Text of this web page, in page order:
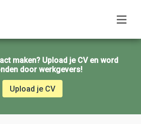
maken? Upload je CV en word
door werkgevers!
Upload je CV